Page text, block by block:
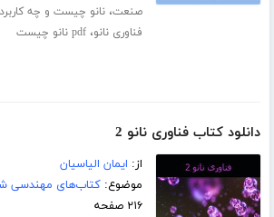
صنعت،نانو چیست و چه
فناوری نانو،pdf نانو چیست
دانلود کتاب فناوری نانو 2
از: ایمان الیاسیان
موضوع:کتاب‌های مهندسی
۲۱۶ صفحه